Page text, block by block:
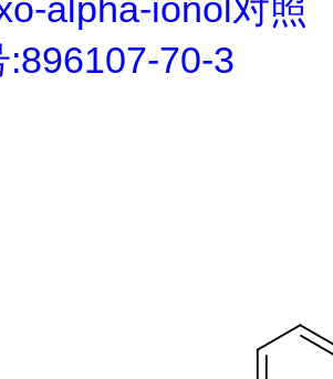
alpha-ionol对照
70-3